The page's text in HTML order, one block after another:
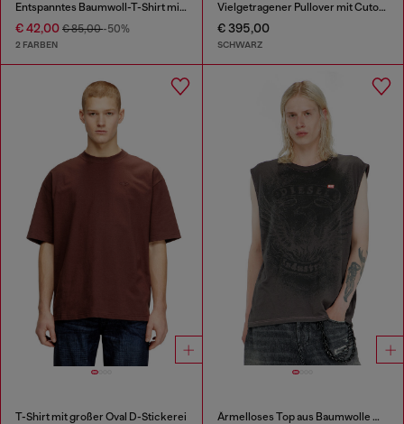
Entspanntes Baumwoll-T-Shirt mit Print vorne und hinten
€ 42,00 € 85,00-50%
2 FARBEN
Vielgetragener Pullover mit Cutout-Logo
€ 395,00
SCHWARZ
T-Shirt mit großer Oval D-Stickerei Ärmelloses Top aus Baumwolle mit tonaler Grafik